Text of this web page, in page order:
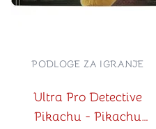
Ultra Pro Detective
Pikachu - Pikachu
PODLOGE ZA IGRANJE